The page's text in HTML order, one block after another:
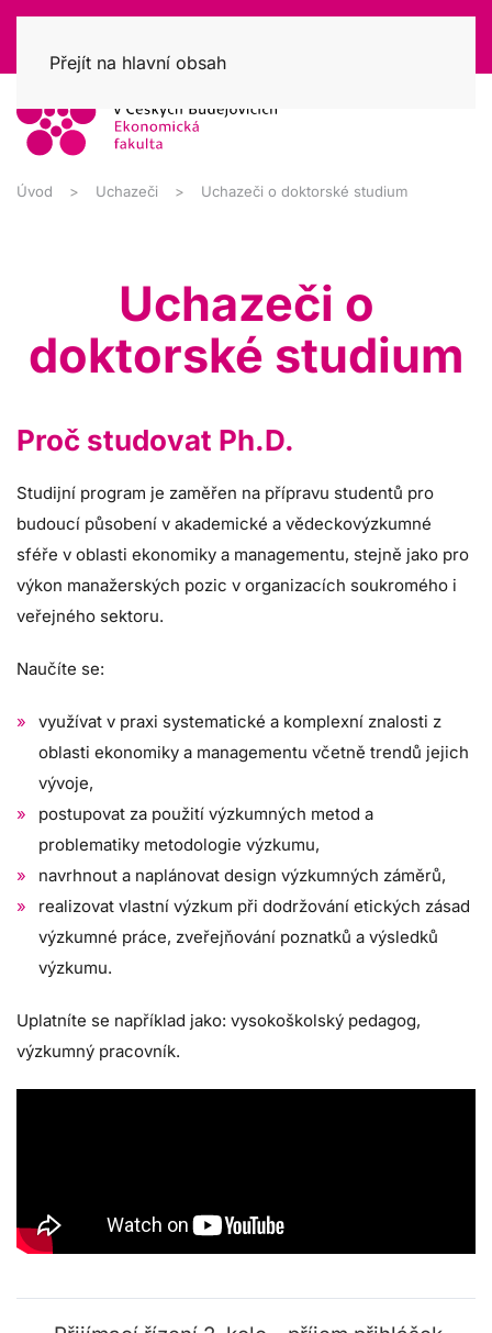
Přejít na hlavní obsah
Úvod Uchazeči Uchazeči o doktorské studium
Uchazeči o
doktorské studium
Proč studovat Ph.D.
Studijní program je zaměřen na přípravu studentů pro
budoucí působení v akademické a vědeckovýzkumné
sféře v oblasti ekonomiky a managementu, stejně jako pro
výkon manažerských pozic v organizacích soukromého i
veřejného sektoru.
Naučíte se:
využívat v praxi systematické a komplexní znalosti z
oblasti ekonomiky a managementu včetně trendů jejich
vývoje,
postupovat za použití výzkumných metod a
problematiky metodologie výzkumu,
navrhnout a naplánovat design výzkumných záměrů,
realizovat vlastní výzkum při dodržování etických zásad
výzkumné práce, zveřejňování poznatků a výsledků
výzkumu.
Uplatníte se například jako: vysokoškolský pedagog,
výzkumný pracovník.